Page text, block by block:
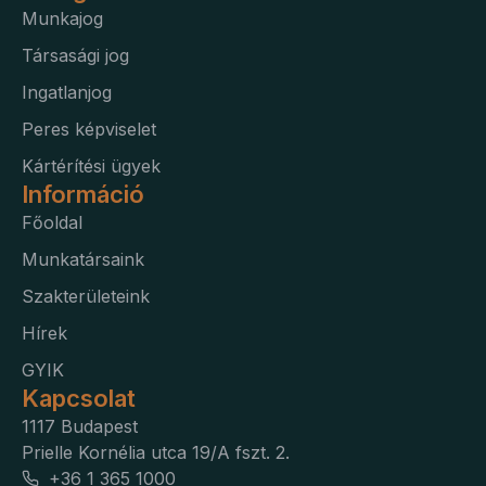
Munkajog
Társasági jog
Ingatlanjog
Peres képviselet
Kártérítési ügyek
Információ
Főoldal
Munkatársaink
Szakterületeink
Hírek
GYIK
Kapcsolat
1117 Budapest
Prielle Kornélia utca 19/A fszt. 2.
+36 1 365 1000
amp_*
fluentchat_id
perf_*
ph_*_posthog
sensorsdata2015jssdkcross
SL_GWPT_Show_Hide_tmp
ucp_tabs